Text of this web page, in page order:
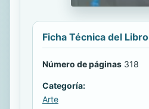
Ficha Técnica del Libro
Número de páginas 318
Categoría:
Arte